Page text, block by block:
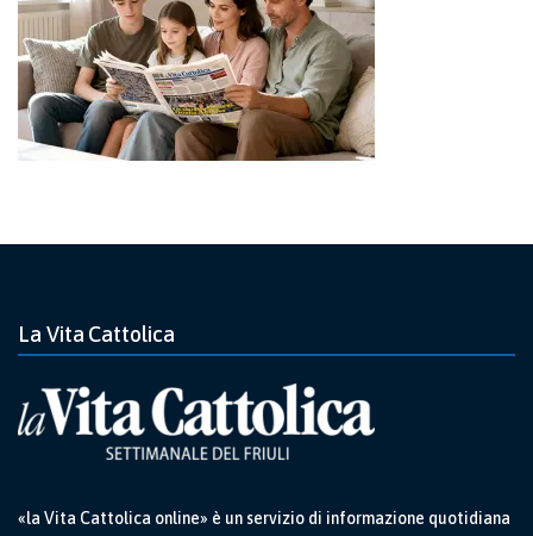
La Vita Cattolica
«la Vita Cattolica online» è un servizio di informazione quotidiana